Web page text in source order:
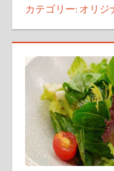
カテゴリー: オリジ